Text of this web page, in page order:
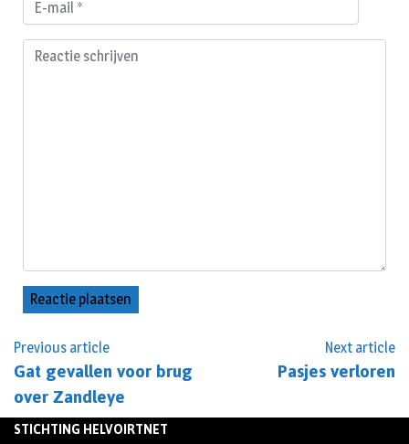
Previous article
Gat gevallen voor brug
over Zandleye
Next article
Pasjes verloren
STICHTING HELVOIRTNET